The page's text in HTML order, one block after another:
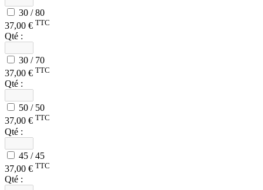
30 / 80
37,00 € TTC
Qté :
30 / 70
37,00 € TTC
Qté :
50 / 50
37,00 € TTC
Qté :
45 / 45
37,00 € TTC
Qté :